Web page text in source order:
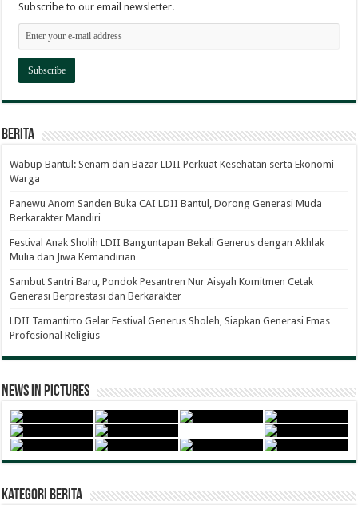
Subscribe to our email newsletter.
Berita
Wabup Bantul: Senam dan Bazar LDII Perkuat Kesehatan serta Ekonomi
Warga
Panewu Anom Sanden Buka CAI LDII Bantul, Dorong Generasi Muda
Berkarakter Mandiri
Festival Anak Sholih LDII Banguntapan Bekali Generus dengan Akhlak
Mulia dan Jiwa Kemandirian
Sambut Santri Baru, Pondok Pesantren Nur Aisyah Komitmen Cetak
Generasi Berprestasi dan Berkarakter
LDII Tamantirto Gelar Festival Generus Sholeh, Siapkan Generasi Emas
Profesional Religius
News in Pictures
Kategori Berita